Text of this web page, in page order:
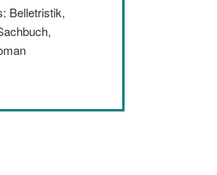
Belletristik,